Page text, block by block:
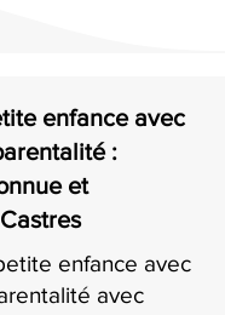
enfance avec
:
et
enfance avec
avec